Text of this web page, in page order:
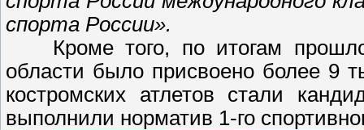
спорта России».
Кроме того, по итогам
области было присвоено более 9
костромских атлетов стали
выполнили норматив 1-го